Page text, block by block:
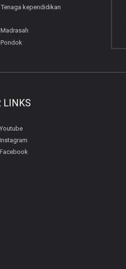
Tenaga kependidikan
LINKS